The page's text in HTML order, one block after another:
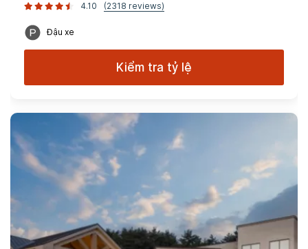
4.10
(2318 reviews)
Đậu xe
Kiểm tra tỷ lệ